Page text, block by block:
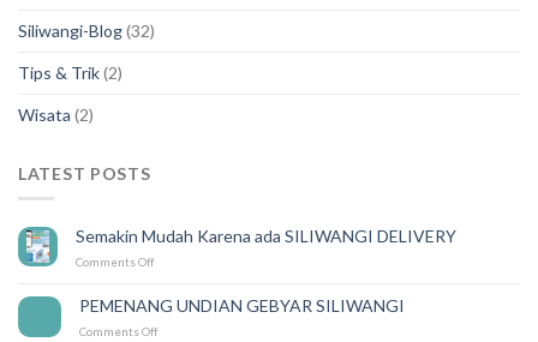
Siliwangi-Blog(32)
Tips & Trik(2)
Wisata (2)
LATEST POSTS
Semakin Mudah Karena ada SILIWANGI DELIVERY
Comments Offon
Karena
ada
PEMENANG UNDIAN GEBYAR SILIWANGI
Comments Offon